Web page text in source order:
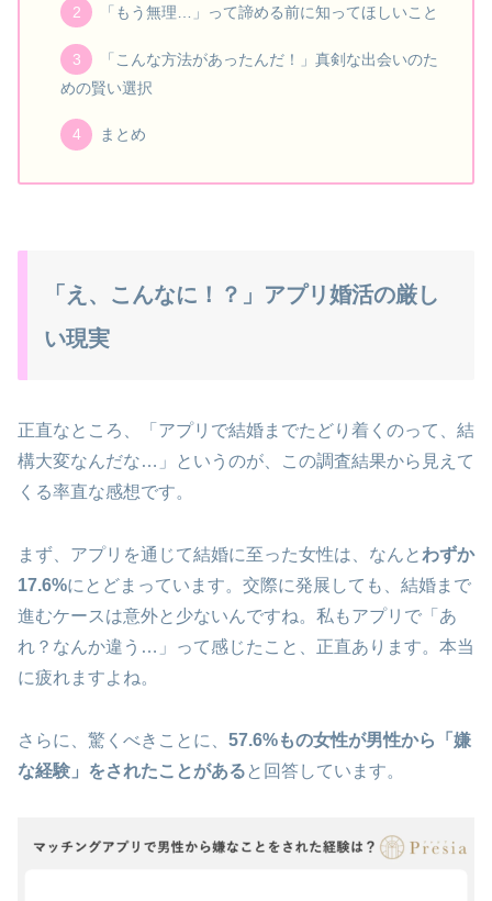
「もう無理…」って諦める前に知ってほしいこと
「こんな方法があったんだ！」真剣な出会いのた
めの賢い選択
まとめ
「え、こんなに！？」アプリ婚活の厳し
い現実
正直なところ、「アプリで結婚までたどり着くのって、結
構大変なんだな…」というのが、この調査結果から見えて
くる率直な感想です。
まず、アプリを通じて結婚に至った女性は、なんと わずか
17.6%にとどまっています。交際に発展しても、結婚まで
進むケースは意外と少ないんですね。私もアプリで「あ
れ？なんか違う…」って感じたこと、正直あります。本当
に疲れますよね。
さらに、驚くべきことに、 57.6%もの女性が男性から「嫌
な経験」をされたことがある と回答しています。